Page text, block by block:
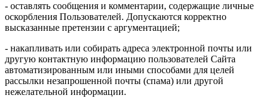
- оставлять сообщения и комментарии, содержащие личные
оскорбления Пользователей. Допускаются корректно
высказанные претензии с аргументацией;
- накапливать или собирать адреса электронной почты или
другую контактную информацию пользователей Сайта
автоматизированным или иными способами для целей
рассылки незапрошенной почты (спама) или другой
нежелательной информации.